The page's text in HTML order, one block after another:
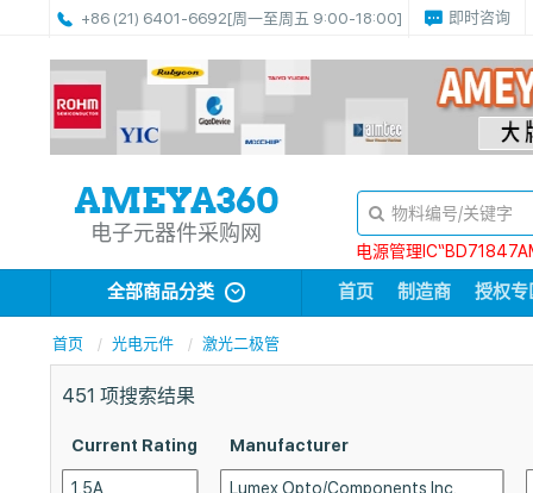
+86 (21) 6401-6692[周一至周五 9:00-18:00] 即时咨询
电子元器件采购网
电源管理
全部商品分类 首页 制造商 授权专
首页 光电元件 激光二极管
451 项搜索结果
Current Rating Manufacturer